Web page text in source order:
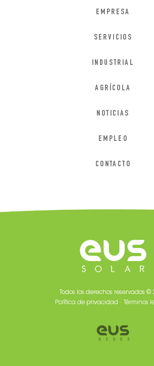
EMPRESA
SERVICIOS
INDUSTRIAL
AGRÍCOLA
NOTICIAS
EMPLEO
CONTACTO
Todos los derechos reservados ©
Política de privacidad · Términos